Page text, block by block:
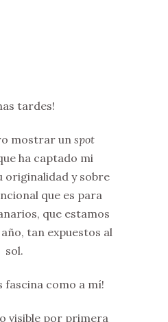
tardes!
mostrar un spot
ha captado mi
originalidad y sobre
que es para
que estamos
tan expuestos al
sol.
fascina como a mí!
visible por primera